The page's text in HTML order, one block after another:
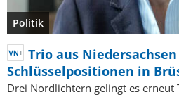
Politik
Trio aus
Schlüsselpositionen in
Drei Nordlichtern gelingt es erneut